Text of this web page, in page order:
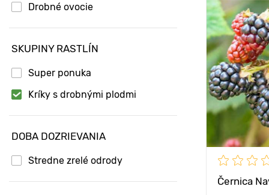
Drobné ovocie
SKUPINY RASTLÍN
Super ponuka
Kríky s drobnými plodmi
DOBA DOZRIEVANIA
Stredne zrelé odrody
Černica
Hĺbka
Vlastnosti
Výška
Vzdialenosť
rastlinami
Poloha